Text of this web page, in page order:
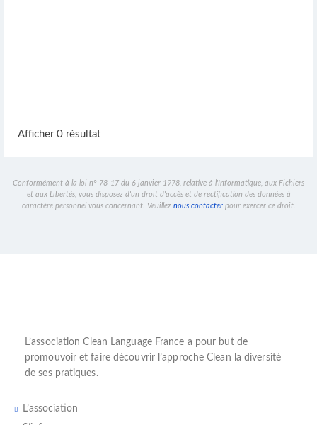
Afficher 0 résultat
Conformément à la loi n° 78-17 du 6 janvier 1978, relative à l'Informatique, aux Fichiers
et aux Libertés, vous disposez d'un droit d'accès et de rectification des données à
caractère personnel vous concernant. Veuillez nous contacterpour exercer ce droit.
L’association Clean Language France a pour but de
promouvoir et faire découvrir l’approche Clean la diversité
de ses pratiques.
L’association